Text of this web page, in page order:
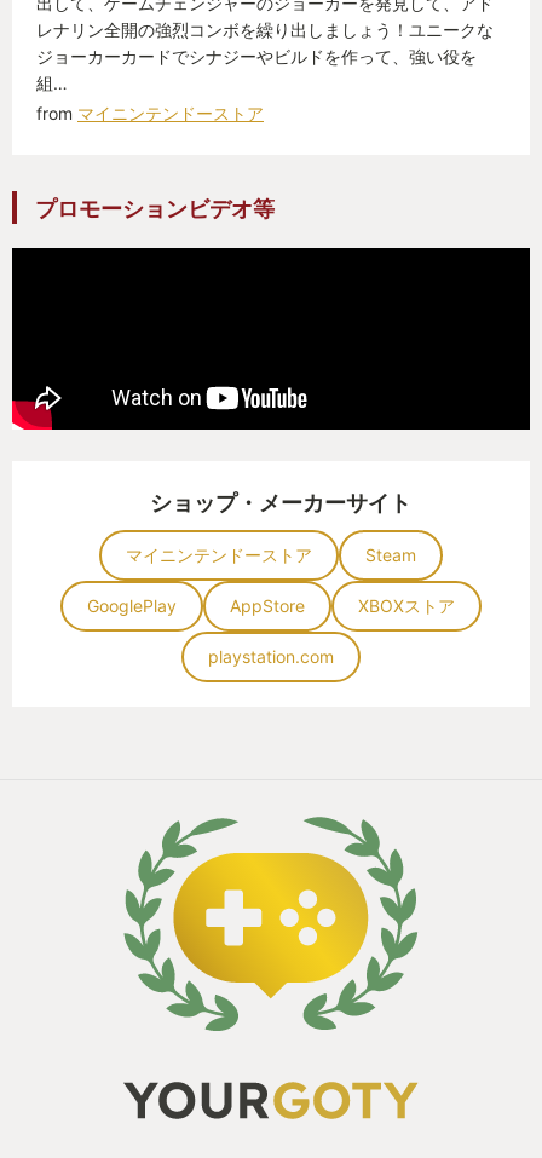
レナリン全開の強烈コンボを繰り出しましょう！ユニークな
ジョーカーカードでシナジーやビルドを作って、強い役を
組…
from マイニンテンドーストア
プロモーションビデオ等
ショップ・メーカーサイト
マイニンテンドーストア Steam
GooglePlay AppStore XBOXストア
playstation.com